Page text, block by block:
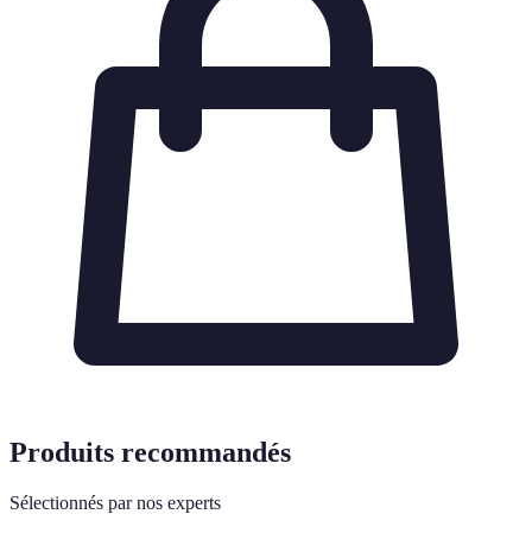
Produits recommandés
Sélectionnés par nos experts